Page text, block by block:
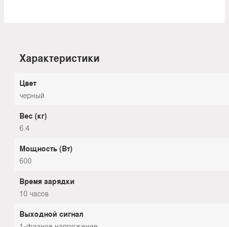
Характеристики
Цвет
черный
Вес (кг)
6.4
Мощность (Вт)
600
Время зарядки
10 часов
Выходной сигнал